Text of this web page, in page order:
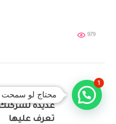
979
للتسويق
عديدة
تعرف عليها
محتاج لو سمحت
1